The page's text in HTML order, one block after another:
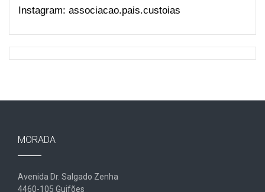
Instagram: associacao.pais.custoias
MORADA
Avenida Dr. Salgado Zenha
4460-105 Guifões